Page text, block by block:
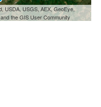
USGS, AEX, GeoEye,
the GIS User Community